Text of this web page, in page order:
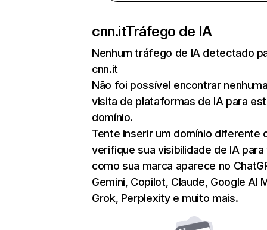
cnn.itTráfego de IA
Nenhum tráfego de IA detectado
cnn.it
Não foi possível encontrar
visita de plataformas de IA para
domínio.
Tente inserir um domínio diferente
verifique sua visibilidade de IA para
como sua marca aparece no
Gemini, Copilot, Claude, Google AI
Grok, Perplexity e muito mais.